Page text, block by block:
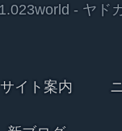
1.023world - ヤド
サイト案内